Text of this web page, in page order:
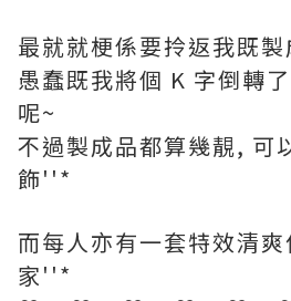
最就就梗係要拎返我既
愚蠢既我將個 K 字倒轉
呢~
不過製成品都算幾靚, 可
飾''*
而每人亦有一套特效清
家''*